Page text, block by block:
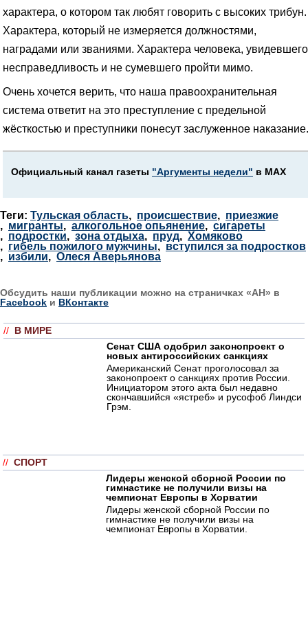
характера, о котором так любят говорить с высоких трибун.
Характера, который не измеряется должностями,
наградами или званиями. Характера человека, увидевшего
несправедливость и не сумевшего пройти мимо.
Очень хочется верить, что наша правоохранительная
система ответит на это преступление с предельной
жёсткостью и преступники понесут заслуженное наказание.
Официальный канал газеты "Аргументы недели" в МАХ
Теги: Тульская область, происшествие, приезжие
, мигранты, алкогольное опьянение, сигареты
, подростки, зона отдыха, пруд, Хомяково
, гибель пожилого мужчины, вступился за подростков
, избили, Олеся Аверьянова
Обсудить наши публикации можно на страничках «АН» в
Facebook и ВКонтакте
// В МИРЕ
Сенат США одобрил законопроект о
новых антироссийских санкциях
Американский Сенат проголосовал за
законопроект о санкциях против России.
Инициатором этого акта был недавно
скончавшийся «ястреб» и русофоб Линдси
Грэм.
// СПОРТ
Лидеры женской сборной России по
гимнастике не получили визы на
чемпионат Европы в Хорватии
Лидеры женской сборной России по
гимнастике не получили визы на
чемпионат Европы в Хорватии.